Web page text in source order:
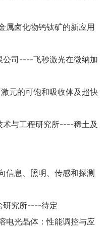
卤化物钙钛矿的新应用
公司----飞秒激光在微纳加
元的可饱和吸收体及超快
术与工程研究所----稀土及
息、照明、传感和探测
研究所----待定
光晶体：性能调控与应